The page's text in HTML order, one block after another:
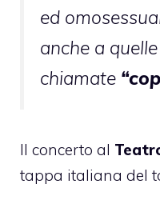
ed
anche a
chiamate
Il concerto al
tappa italiana del